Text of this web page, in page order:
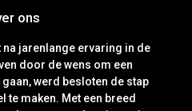
ons
jarenlange ervaring in de
door de wens om een
werd besloten de stap
te maken. Met een breed